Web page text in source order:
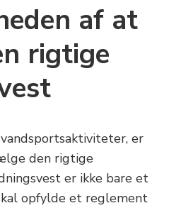
af at
rigtige
er
den rigtige
er ikke bare et
opfylde et reglement